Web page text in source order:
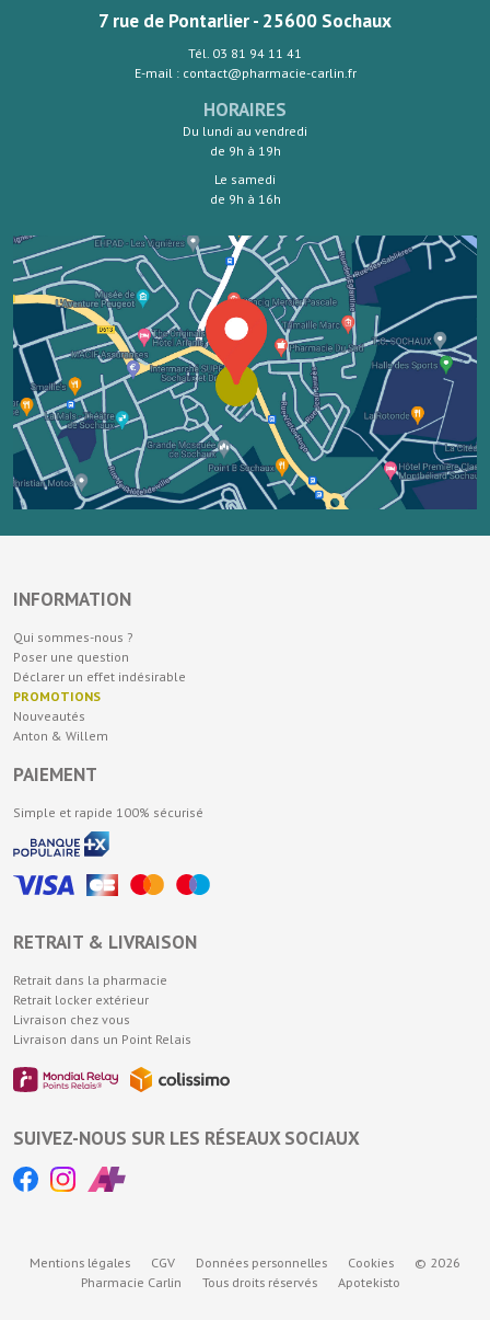
7 rue de Pontarlier - 25600 Sochaux
Tél. 03 81 94 11 41
E-mail : contact@pharmacie-carlin.fr
HORAIRES
Du lundi au vendredi
de 9h à 19h
Le samedi
de 9h à 16h
INFORMATION
Qui sommes-nous ?
Poser une question
Déclarer un effet indésirable
PROMOTIONS
Nouveautés
Anton & Willem
PAIEMENT
Simple et rapide 100% sécurisé
RETRAIT & LIVRAISON
Retrait dans la pharmacie
Retrait locker extérieur
Livraison chez vous
Livraison dans un Point Relais
SUIVEZ-NOUS SUR LES RÉSEAUX SOCIAUX
Mentions légales CGV Données personnelles Cookies
© 2026
Pharmacie Carlin
Tous droits réservés Apotekisto